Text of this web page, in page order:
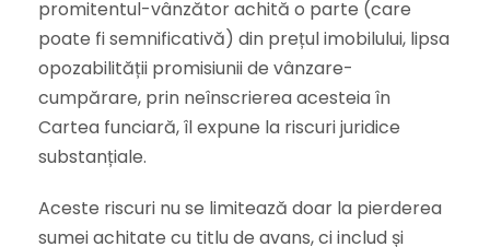
promitentul-vânzător achită o parte (care
poate fi semnificativă) din prețul imobilului, lipsa
opozabilității promisiunii de vânzare-
cumpărare, prin neînscrierea acesteia în
Cartea funciară, îl expune la riscuri juridice
substanțiale.
Aceste riscuri nu se limitează doar la pierderea
sumei achitate cu titlu de avans, ci includ și